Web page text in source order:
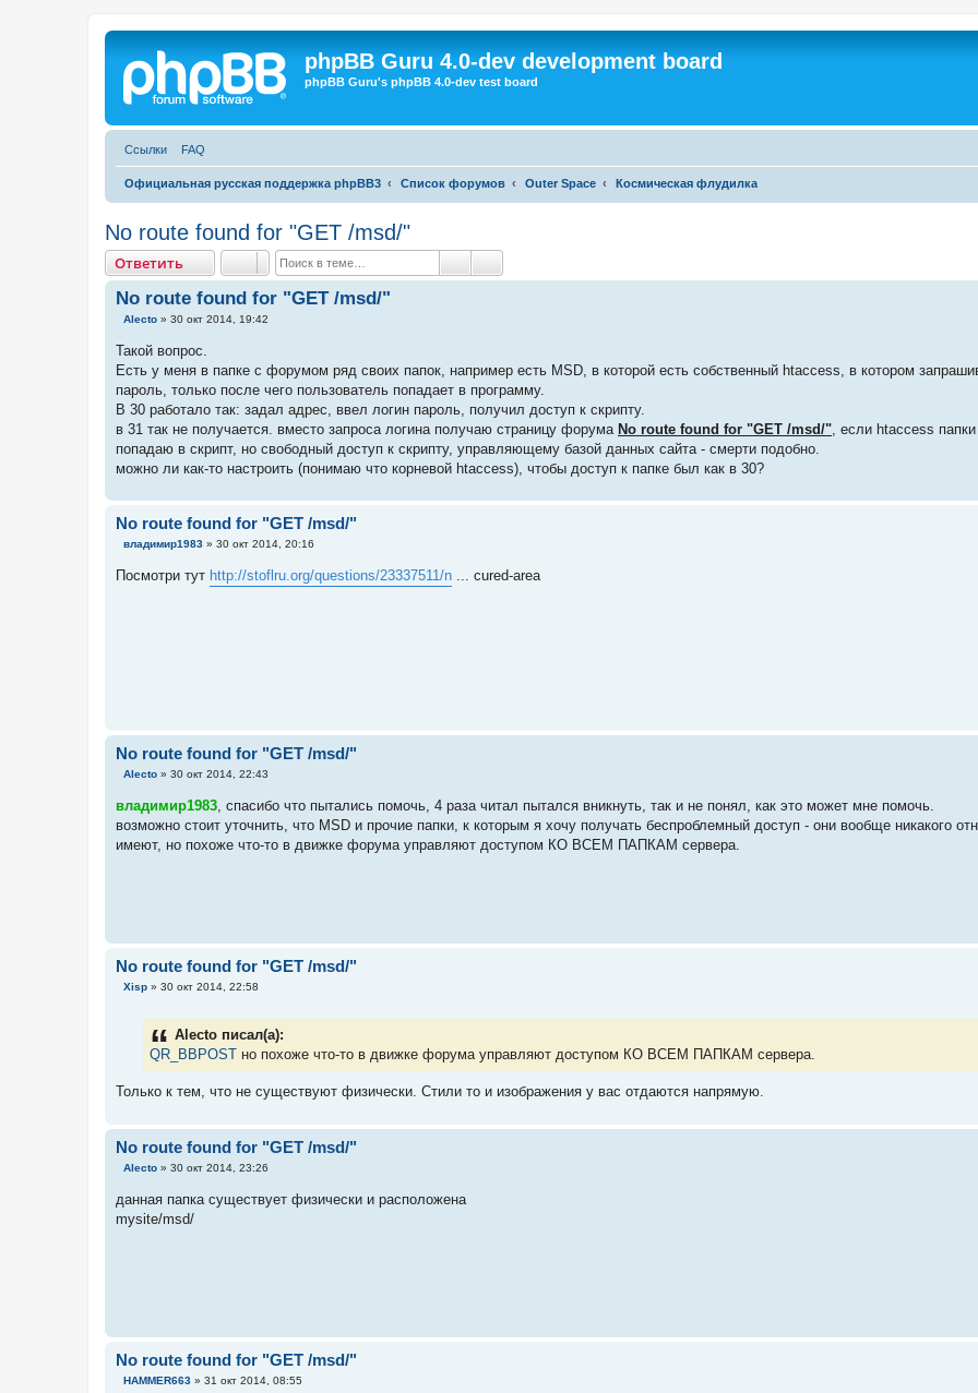
phpBB Guru 4.0-dev development board
phpBB Guru's phpBB 4.0-dev test board
Ссылки FAQ
Официальная русская поддержка phpBB3 Список форумов Outer Space Космическая флудилка
No route found for "GET /msd/"
Ответить
Ответить ПоискРасширенный поиск
No route found for "GET /msd/"
С
о
б
щ
н
и
е
Alecto » 30 окт 2014, 19:42
Такой вопрос.
Есть у меня в папке с форумом ряд своих папок, например есть MSD, в которой есть собственный htaccess, в котором
пароль, только после чего пользователь попадает в программу.
В 30 работало так: задал адрес, ввел логин пароль, получил доступ к скрипту.
в 31 так не получается. вместо запроса логина получаю страницу форума No route found for "GET /msd/" , если htaccess
попадаю в скрипт, но свободный доступ к скрипту, управляющему базой данных сайта - смерти подобно.
можно ли как-то настроить (понимаю что корневой htaccess), чтобы доступ к папке был как в 30?
No route found for "GET /msd/"
С
о
б
владимир1983 » 30 окт 2014, 20:16
Посмотри тут http://stoflru.org/questions/23337511/n ... cured-area
No route found for "GET /msd/"
С
б
щ
н
Alecto » 30 окт 2014, 22:43
владимир1983 , спасибо что пытались помочь, 4 раза читал пытался вникнуть, так и не понял, как это может мне помочь.
возможно стоит уточнить, что MSD и прочие папки, к которым я хочу получать беспроблемный доступ - они вообще никакого
имеют, но похоже что-то в движке форума управляют доступом КО ВСЕМ ПАПКАМ сервера.
No route found for "GET /msd/"
С
е
Xisp » 30 окт 2014, 22:58
Alecto писал(а):
QR_BBPOST но похоже что-то в движке форума управляют доступом КО ВСЕМ ПАПКАМ сервера.
Только к тем, что не существуют физически. Стили то и изображения у вас отдаются напрямую.
No route found for "GET /msd/"
С
б
щ
Alecto » 30 окт 2014, 23:26
данная папка существует физически и расположена
mysite/msd/
No route found for "GET /msd/"
С
HAMMER663 » 31 окт 2014, 08:55